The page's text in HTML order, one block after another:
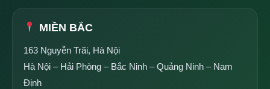
MIỀN BẮC
163 Nguyễn Trãi, Hà Nội
Hà Nội – Hải Phòng – Bắc Ninh – Quảng Ninh – Nam
Định